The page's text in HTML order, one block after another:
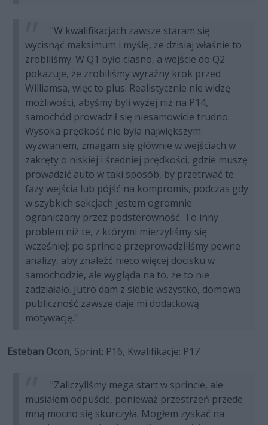
"W kwalifikacjach zawsze staram się
wycisnąć maksimum i myślę, że dzisiaj właśnie to
zrobiliśmy. W Q1 było ciasno, a wejście do Q2
pokazuje, że zrobiliśmy wyraźny krok przed
Williamsa, więc to plus. Realistycznie nie widzę
możliwości, abyśmy byli wyżej niż na P14,
samochód prowadził się niesamowicie trudno.
Wysoka prędkość nie była największym
wyzwaniem, zmagam się głównie w wejściach w
zakręty o niskiej i średniej prędkości, gdzie muszę
prowadzić auto w taki sposób, by przetrwać te
fazy wejścia lub pójść na kompromis, podczas gdy
w szybkich sekcjach jestem ogromnie
ograniczany przez podsterowność. To inny
problem niż te, z którymi mierzyliśmy się
wcześniej; po sprincie przeprowadziliśmy pewne
analizy, aby znaleźć nieco więcej docisku w
samochodzie, ale wygląda na to, że to nie
zadziałało. Jutro dam z siebie wszystko, domowa
publiczność zawsze daje mi dodatkową
motywację."
Esteban Ocon, Sprint: P16, Kwalifikacje: P17
"Zaliczyliśmy mega start w sprincie, ale
musiałem odpuścić, ponieważ przestrzeń przede
mną mocno się skurczyła. Mogłem zyskać na